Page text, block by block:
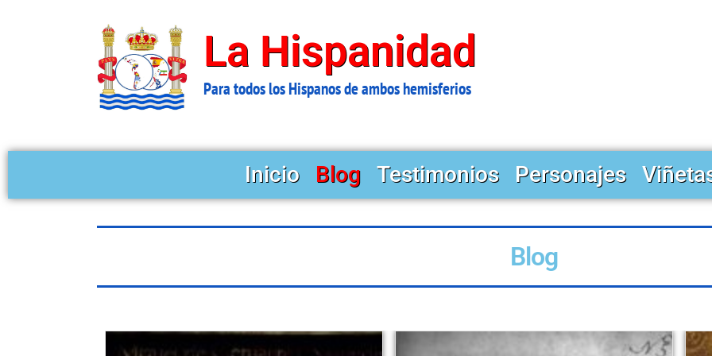
La Hispanidad
Para todos los Hispanos de ambos hemisferios
Inicio Blog Testimonios Personajes
Blog